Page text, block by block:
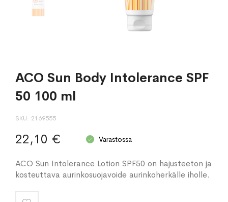
ACO Sun Body Intolerance SPF
50 100 ml
SKU 2169555
22,10 € Varastossa
ACO Sun Intolerance Lotion SPF50 on hajusteeton ja
kosteuttava aurinkosuojavoide aurinkoherkälle iholle.